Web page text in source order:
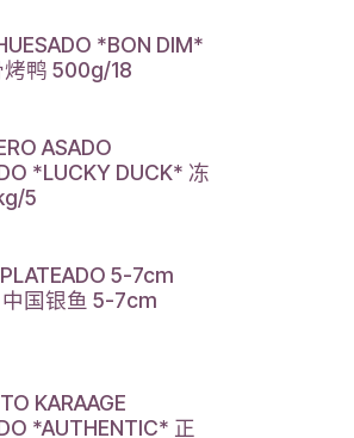
*BON DIM*
鸭 500g/18
ASADO
*LUCKY DUCK* 冻
5
5-7cm
中国银鱼 5-7cm
KARAAGE
*AUTHENTIC* 正